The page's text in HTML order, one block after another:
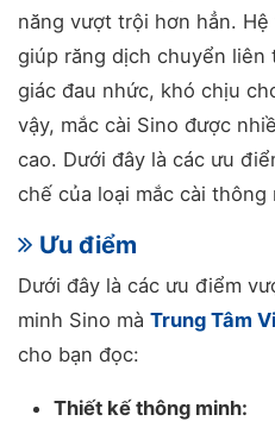
năng vượt trội hơn hẳn.
giúp răng dịch chuyển liên
giác đau nhức, khó chịu
vậy, mắc cài Sino được
cao. Dưới đây là các ưu
chế của loại mắc cài thông
Ưu điểm
Dưới đây là các ưu điểm
minh Sino mà Trung Tâm
cho bạn đọc:
Thiết kế thông minh: